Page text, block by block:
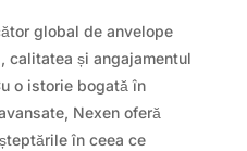
global de anvelope
calitatea și angajamentul
o istorie bogată în
Nexen oferă
în ceea ce